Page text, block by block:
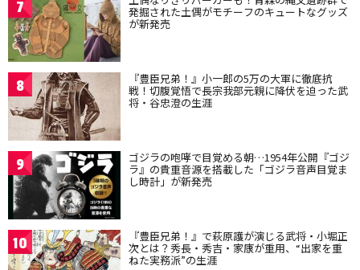
7 発掘された土偶がモチーフのキュートなグッズ
が新発売
8 『豊臣兄弟！』小一郎の5万の大軍に徹底抗
戦！切腹覚悟で長宗我部元親に降伏を迫った武
将・谷忠澄の生涯
9 ゴジラの咆哮で目覚める朝…1954年公開『ゴジ
ラ』の貴重音源を搭載した「ゴジラ音声目覚ま
し時計」が新発売
10 『豊臣兄弟！』で萩原護が演じる武将・小堀正
次とは？秀長・秀吉・家康が重用、“出家を重
ねた実務派”の生涯